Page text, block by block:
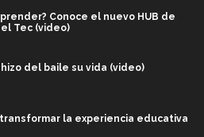
Conoce el nuevo HUB de
Tec (video)
del baile su vida (video)
la experiencia educativa